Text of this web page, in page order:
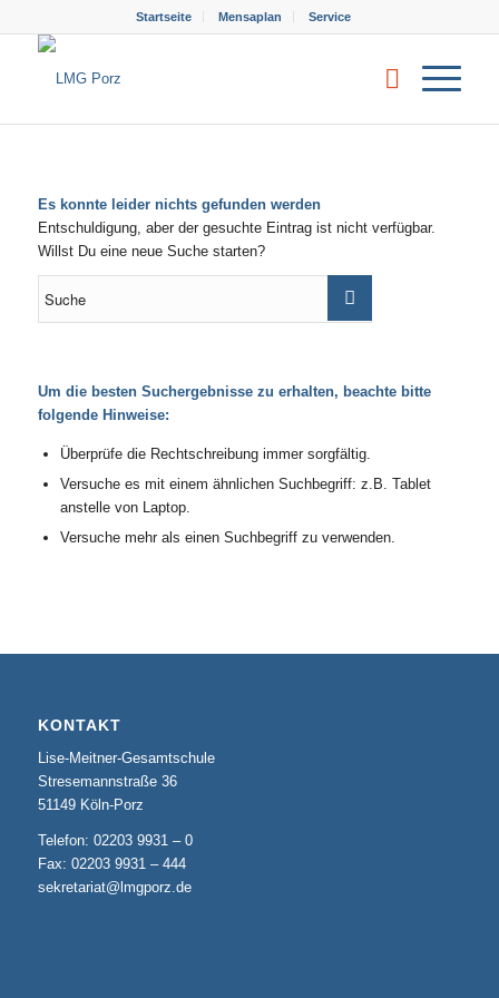
Startseite Mensaplan Service
Es konnte leider nichts gefunden werden
Entschuldigung, aber der gesuchte Eintrag ist nicht verfügbar.
Willst Du eine neue Suche starten?
Um die besten Suchergebnisse zu erhalten, beachte bitte
folgende Hinweise:
Überprüfe die Rechtschreibung immer sorgfältig.
Versuche es mit einem ähnlichen Suchbegriff: z.B. Tablet
anstelle von Laptop.
Versuche mehr als einen Suchbegriff zu verwenden.
KONTAKT
Lise-Meitner-Gesamtschule
Stresemannstraße 36
51149 Köln-Porz
Telefon: 02203 9931 – 0
Fax: 02203 9931 – 444
sekretariat@lmgporz.de